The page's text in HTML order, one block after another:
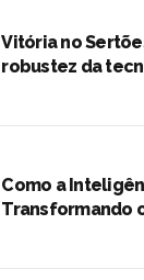
Vitória no
robustez da
Como a
Transformando